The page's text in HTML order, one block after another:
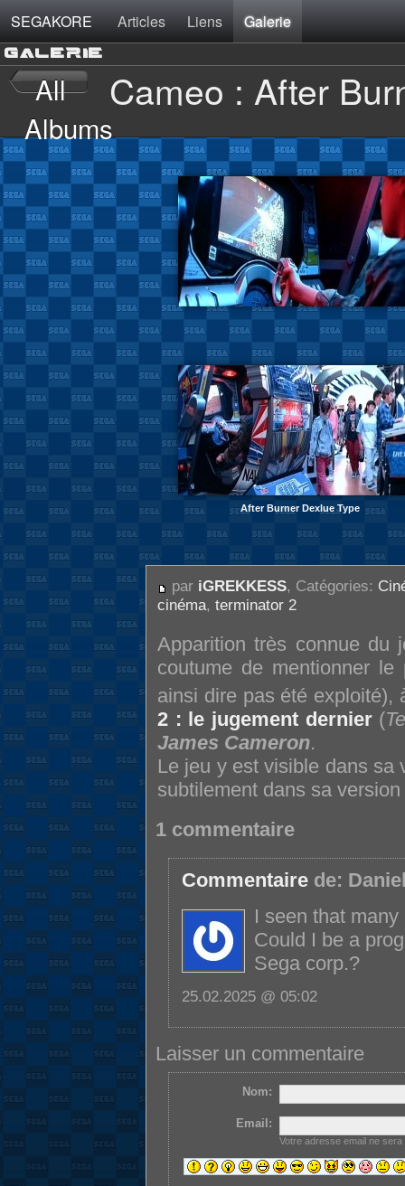
SEGAKORE Articles Liens Galerie
GALERIE
Cameo : After
After Burner Dexlue Type
par iGREKKESS, Catégories:
cinéma, terminator 2
Apparition très connue du
coutume de mentionner
ainsi dire pas été exploité),
2 : le jugement dernier(
James Cameron.
Le jeu y est visible dans sa
subtilement dans sa
1 commentaire
Commentairede:
I seen that many
Could I be a
Sega corp.?
25.02.2025 @ 05:02
Laisser un commentaire
Nom:
Email:
Votre adresse email ne sera